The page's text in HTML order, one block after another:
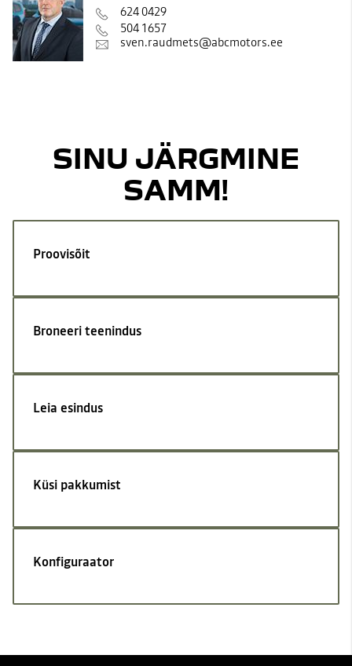
624 0429
504 1657
sven.raudmets@abcmotors.ee
SINU JÄRGMINE
SAMM!
Proovisõit
Broneeri teenindus
Leia esindus
Küsi pakkumist
Konfiguraator